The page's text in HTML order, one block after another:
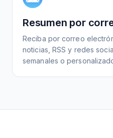
Resumen por
Reciba por correo
noticias, RSS y redes
semanales o